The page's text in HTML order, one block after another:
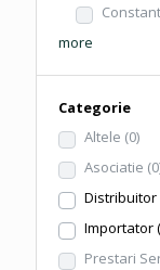
more
Categorie
Altele (0)
Asociatie
Distribuitor
Importator
Prestari